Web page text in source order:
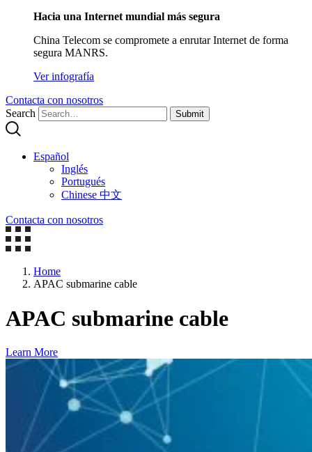
Hacia una Internet mundial más segura
China Telecom se compromete a enrutar Internet de forma
segura MANRS.
Ver infografía
Contacta con nosotros
Search
Submit
Español
Inglés
Portugués
Chinese 中文
Contacta con nosotros
Home
APAC submarine cable
APAC submarine cable
Learn More